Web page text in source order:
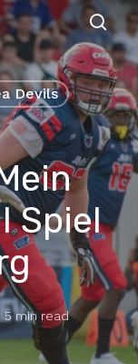
Devils
Spiel
5 min read